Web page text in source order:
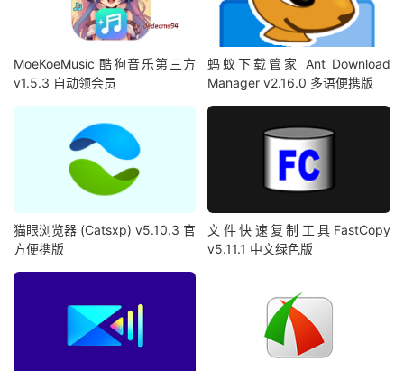
MoeKoeMusic 酷狗音乐第三方
v1.5.3 自动领会员
蚂蚁下载管家 Ant Download
Manager v2.16.0 多语便携版
猫眼浏览器 (Catsxp) v5.10.3 官
方便携版
文件快速复制工具FastCopy
v5.11.1 中文绿色版